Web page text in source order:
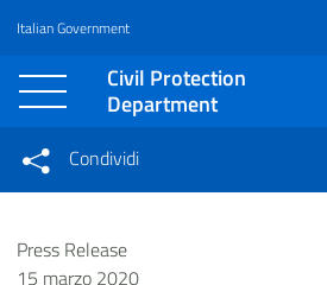
Vai al contenuto principale
Raggiungi il piè di pagina
Italian Government
Civil Protection
Department
Condividi su Facebook
Condividi
Condividi sui social network
Press Release
15 marzo 2020